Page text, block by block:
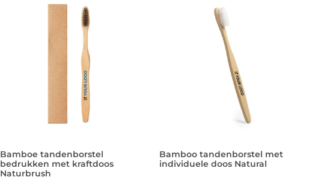
Bamboe tandenborstel
bedrukken met kraftdoos
Naturbrush
Bamboo tandenborstel met
individuele doos Natural